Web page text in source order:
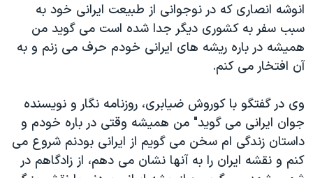
سفر پرزیدنت ترامپ به چین
انوشه انصاری که در نوجوانی از طبیعت ایرانی خود به
سبب سفر به کشوری دیگر جدا شده است می گوید من
همیشه در باره ریشه های ایرانی خودم حرف می زنم و به
آن افتخار می کنم.
وی در گفتگو با کوروش ضیابری، روزنامه نگار و نویسنده
جوان ایرانی می گوید" من همیشه وقتی در باره خودم و
داستان زندگی ام سخن می گویم از ایرانی بودنم شروع می
کنم و نقشه ایران را به آنها نشان می دهم، از زادگاهم در